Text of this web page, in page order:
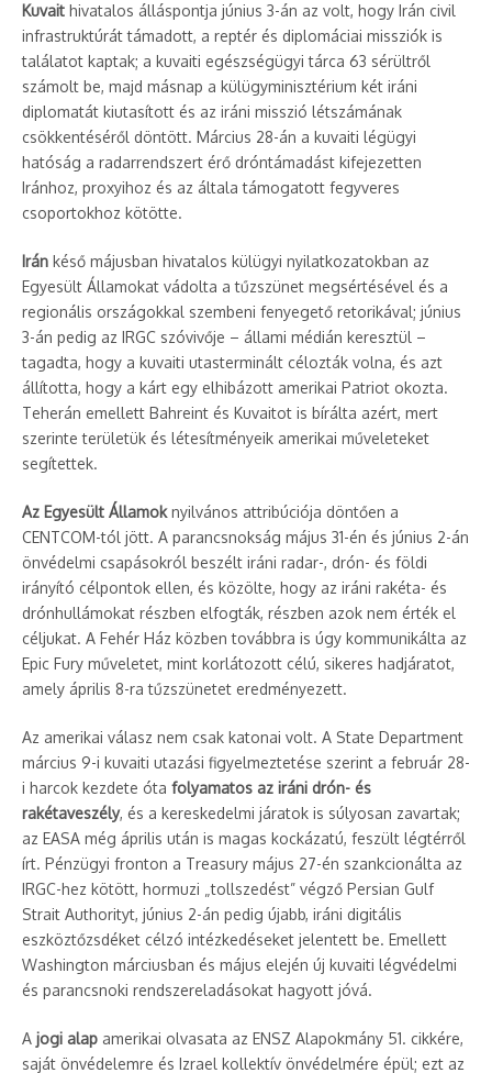
Kuvait hivatalos álláspontja június 3-án az volt, hogy Irán civil
infrastruktúrát támadott, a reptér és diplomáciai missziók is
találatot kaptak; a kuvaiti egészségügyi tárca 63 sérültről
számolt be, majd másnap a külügyminisztérium két iráni
diplomatát kiutasított és az iráni misszió létszámának
csökkentéséről döntött. Március 28-án a kuvaiti légügyi
hatóság a radarrendszert érő dróntámadást kifejezetten
Iránhoz, proxyihoz és az általa támogatott fegyveres
csoportokhoz kötötte.
Irán késő májusban hivatalos külügyi nyilatkozatokban az
Egyesült Államokat vádolta a tűzszünet megsértésével és a
regionális országokkal szembeni fenyegető retorikával; június
3-án pedig az IRGC szóvivője – állami médián keresztül –
tagadta, hogy a kuvaiti utasterminált célozták volna, és azt
állította, hogy a kárt egy elhibázott amerikai Patriot okozta.
Teherán emellett Bahreint és Kuvaitot is bírálta azért, mert
szerinte területük és létesítményeik amerikai műveleteket
segítettek.
Az Egyesült Államoknyilvános attribúciója döntően a
CENTCOM-tól jött. A parancsnokság május 31-én és június 2-án
önvédelmi csapásokról beszélt iráni radar-, drón- és földi
irányító célpontok ellen, és közölte, hogy az iráni rakéta- és
drónhullámokat részben elfogták, részben azok nem érték el
céljukat. A Fehér Ház közben továbbra is úgy kommunikálta az
Epic Fury műveletet, mint korlátozott célú, sikeres hadjáratot,
amely április 8-ra tűzszünetet eredményezett.
Az amerikai válasz nem csak katonai volt. A State Department
március 9-i kuvaiti utazási figyelmeztetése szerint a február 28-
i harcok kezdete óta folyamatos az iráni drón- és
rakétaveszély, és a kereskedelmi járatok is súlyosan zavartak;
az EASA még április után is magas kockázatú, feszült légtérről
írt. Pénzügyi fronton a Treasury május 27-én szankcionálta az
IRGC-hez kötött, hormuzi „tollszedést” végző Persian Gulf
Strait Authorityt, június 2-án pedig újabb, iráni digitális
eszköztőzsdéket célzó intézkedéseket jelentett be. Emellett
Washington márciusban és május elején új kuvaiti légvédelmi
és parancsnoki rendszereladásokat hagyott jóvá.
A jogi alap amerikai olvasata az ENSZ Alapokmány 51. cikkére,
saját önvédelemre és Izrael kollektív önvédelmére épül; ezt az